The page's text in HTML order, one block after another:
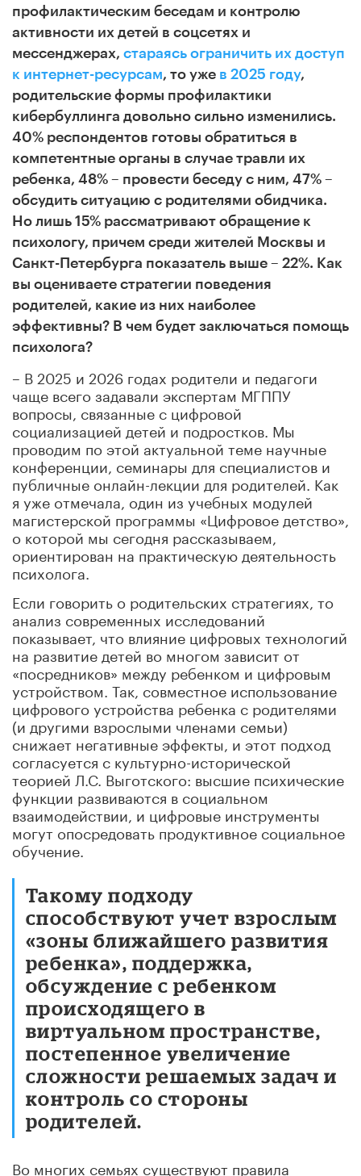
профилактическим беседам и контролю
активности их детей в соцсетях и
мессенджерах, стараясь ограничить их доступ
к интернет-ресурсам, то уже в 2025 году,
родительские формы профилактики
кибербуллинга довольно сильно изменились.
40% респондентов готовы обратиться в
компетентные органы в случае травли их
ребенка, 48% – провести беседу с ним, 47% –
обсудить ситуацию с родителями обидчика.
Но лишь 15% рассматривают обращение к
психологу, причем среди жителей Москвы и
Санкт-Петербурга показатель выше – 22%. Как
вы оцениваете стратегии поведения
родителей, какие из них наиболее
эффективны? В чем будет заключаться помощь
психолога?
– В 2025 и 2026 годах родители и педагоги
чаще всего задавали экспертам МГППУ
вопросы, связанные с цифровой
социализацией детей и подростков. Мы
проводим по этой актуальной теме научные
конференции, семинары для специалистов и
публичные онлайн-лекции для родителей. Как
я уже отмечала, один из учебных модулей
магистерской программы «Цифровое детство»,
о которой мы сегодня рассказываем,
ориентирован на практическую деятельность
психолога.
Если говорить о родительских стратегиях, то
анализ современных исследований
показывает, что влияние цифровых технологий
на развитие детей во многом зависит от
«посредников» между ребенком и цифровым
устройством. Так, совместное использование
цифрового устройства ребенка с родителями
(и другими взрослыми членами семьи)
снижает негативные эффекты, и этот подход
согласуется с культурно-исторической
теорией Л.С. Выготского: высшие психические
функции развиваются в социальном
взаимодействии, и цифровые инструменты
могут опосредовать продуктивное социальное
обучение.
Такому подходу
способствуют учет взрослым
«зоны ближайшего развития
ребенка», поддержка,
обсуждение с ребенком
происходящего в
виртуальном пространстве,
постепенное увеличение
сложности решаемых задач и
контроль со стороны
родителей.
Во многих семьях существуют правила